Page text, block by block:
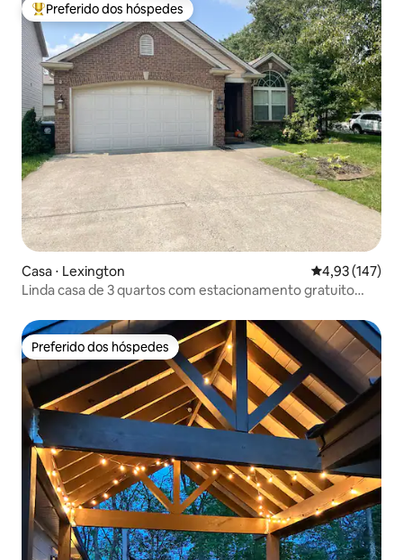
Entre os melhores preferidos dos hóspedes
Preferido dos hóspedes
Casa ⋅ Lexington 4,93 de uma
4,93 (147)
Linda casa de 3 quartos com estacionamento gratuito
Preferido dos hóspedes
Preferido dos hóspedes